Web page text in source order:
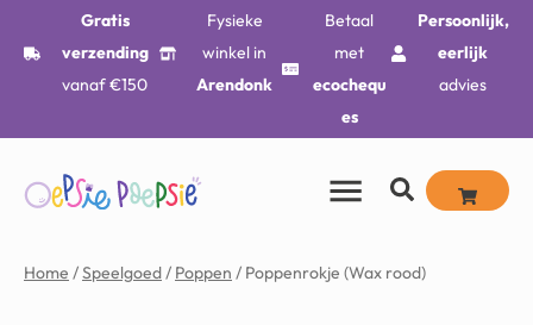
Gratis
verzending
vanaf €150
Fysieke
winkel in
Arendonk
Betaal
met
ecochequ
es
Persoonlijk,
eerlijk
advies
Home /Speelgoed/ Poppen / Poppenrokje (Wax rood)